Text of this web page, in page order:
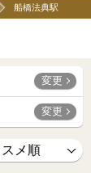
船橋法典駅
変更
変更